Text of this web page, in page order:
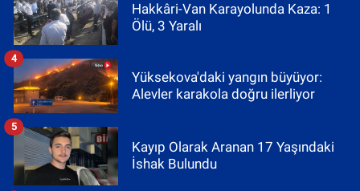
Hakkâri-Van Karayolunda Kaza: 1
Ölü, 3 Yaralı
Yüksekova'daki yangın büyüyor:
Alevler karakola doğru ilerliyor
4
Kayıp Olarak Aranan 17 Yaşındaki
İshak Bulundu
5